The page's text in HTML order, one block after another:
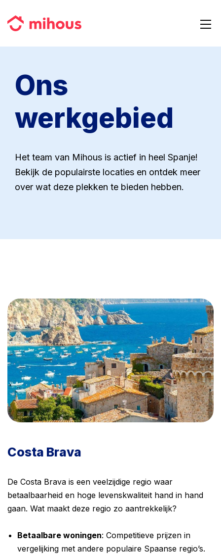
Contact
Ons
werkgebied
Het team van Mihous is actief in heel Spanje!
Bekijk de populairste locaties en ontdek meer
over wat deze plekken te bieden hebben.
Costa Brava
De Costa Brava is een veelzijdige regio waar
betaalbaarheid en hoge levenskwaliteit hand in hand
gaan. Wat maakt deze regio zo aantrekkelijk?
Betaalbare woningen: Competitieve prijzen in
vergelijking met andere populaire Spaanse regio’s.